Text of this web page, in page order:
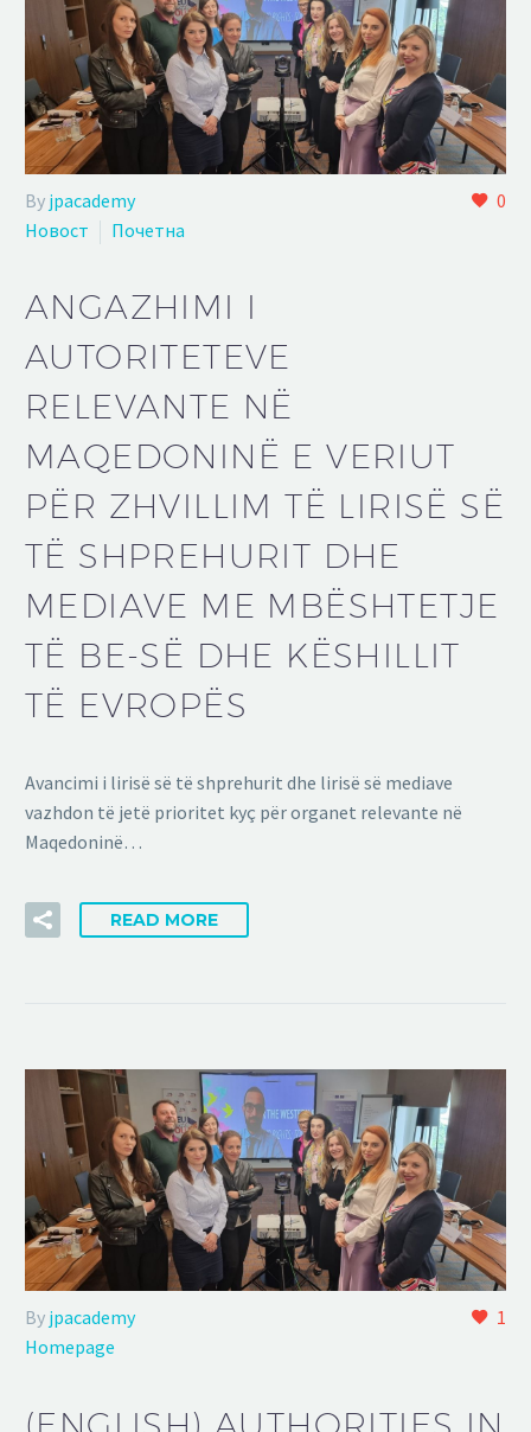
0
By jpacademy
Новост
Почетна
ANGAZHIMI I
AUTORITETEVE
RELEVANTE NË
MAQEDONINË E VERIUT
PËR ZHVILLIM TË LIRISË SË
TË SHPREHURIT DHE
MEDIAVE ME MBËSHTETJE
TË BE-SË DHE KËSHILLIT
TË EVROPËS
Avancimi i lirisë së të shprehurit dhe lirisë së mediave
vazhdon të jetë prioritet kyç për organet relevante në
Maqedoninë…
READ MORE
1
By jpacademy
Homepage
(ENGLISH) AUTHORITIES IN